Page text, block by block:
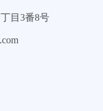
目3番8号